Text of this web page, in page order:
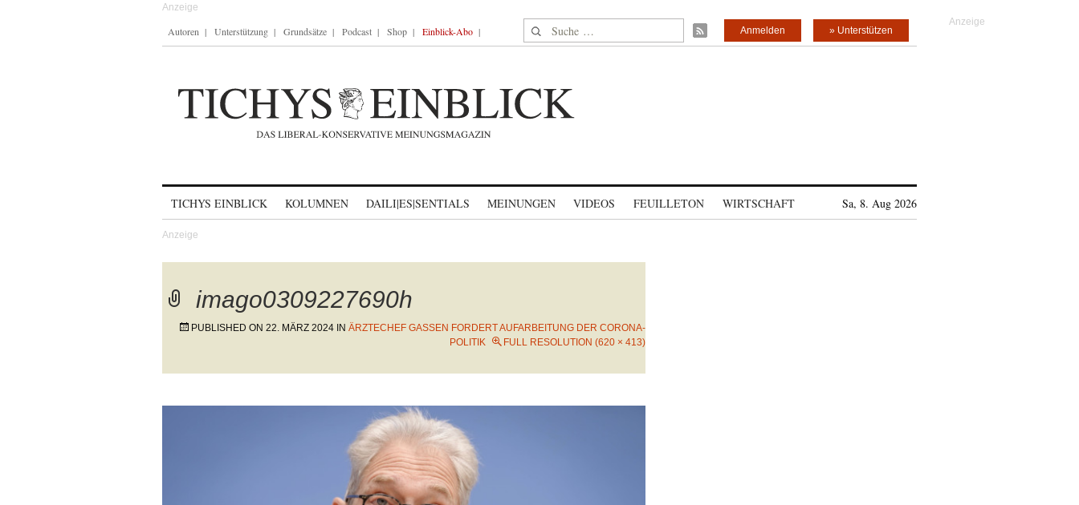
Autoren Unterstützung Grundsätze Podcast Shop Einblick-Abo Suche nach: » Unterstützen
Anmelden
TICHYS EINBLICK KOLUMNEN DAILI|ES|SENTIALS MEINUNGEN VIDEOS FEUILLETON WIRTSCHAFT Sa, 8. Aug 2026
imago0309227690h
PUBLISHED ON 22. MÄRZ 2024 IN ÄRZTECHEF GASSEN FORDERT AUFARBEITUNG DER CORONA-
POLITIK
FULL RESOLUTION (620 × 413)